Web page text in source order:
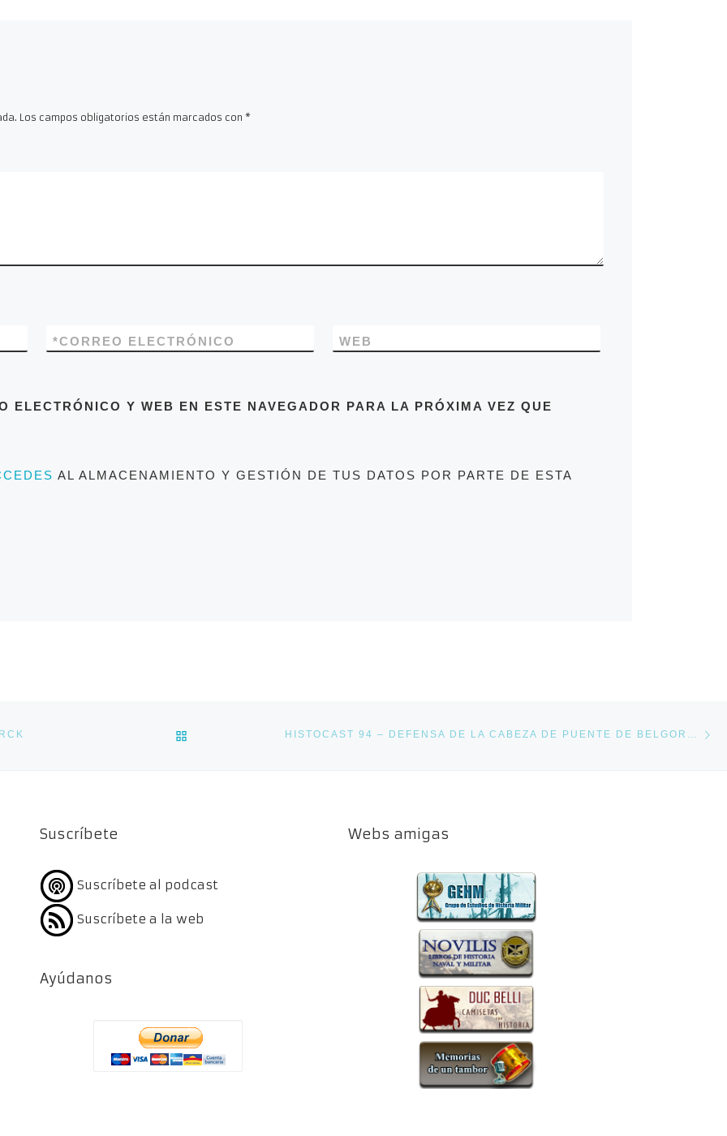
Los campos obligatorios están marcados con *
CORREO ELECTRÓNICO
* WEB
ELECTRÓNICO Y WEB EN ESTE NAVEGADOR PARA LA PRÓXIMA VEZ QUE
AL ALMACENAMIENTO Y GESTIÓN DE TUS DATOS POR PARTE DE ESTA
VOLVER A LA LISTA DE ENTRADAS HISTOCAST 94 – DEFENSA DE LA CABEZA DE PUENTE DE BELGOROD, 1943
Suscríbete
Suscríbete al podcast
Suscríbete a la web
Ayúdanos
Webs amigas